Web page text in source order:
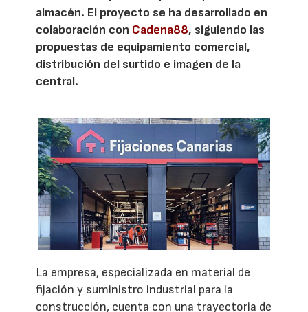
almacén. El proyecto se ha desarrollado en
colaboración con Cadena88, siguiendo las
propuestas de equipamiento comercial,
distribución del surtido e imagen de la
central.
La empresa, especializada en material de
fijación y suministro industrial para la
construcción, cuenta con una trayectoria de